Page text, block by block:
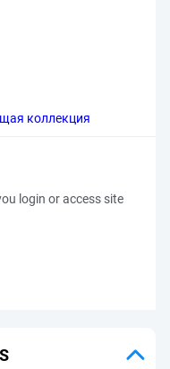
коллекция
login or access site